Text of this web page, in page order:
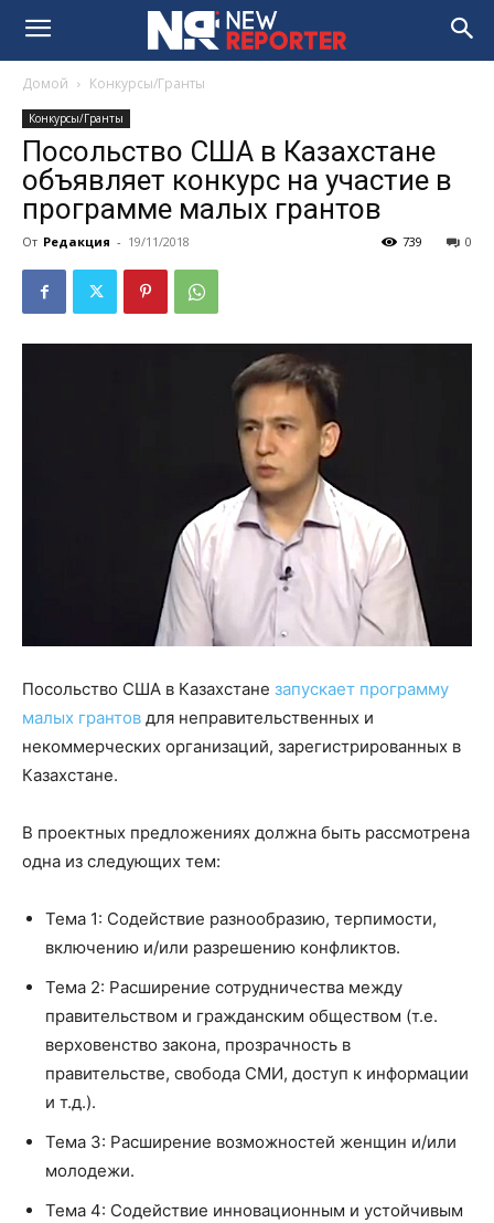
Домой Конкурсы/Гранты
Конкурсы/Гранты
Посольство США в Казахстане
объявляет конкурс на участие в
программе малых грантов
От Редакция - 19/11/2018 0
739
Посольство США в Казахстане запускает программу
малых грантов для неправительственных и
некоммерческих организаций, зарегистрированных в
Казахстане.
В проектных предложениях должна быть рассмотрена
одна из следующих тем:
Тема 1: Содействие разнообразию, терпимости,
включению и/или разрешению конфликтов.
Тема 2: Расширение сотрудничества между
правительством и гражданским обществом (т.е.
верховенство закона, прозрачность в
правительстве, свобода СМИ, доступ к информации
и т.д.).
Тема 3: Расширение возможностей женщин и/или
молодежи.
Тема 4: Содействие инновационным и устойчивым